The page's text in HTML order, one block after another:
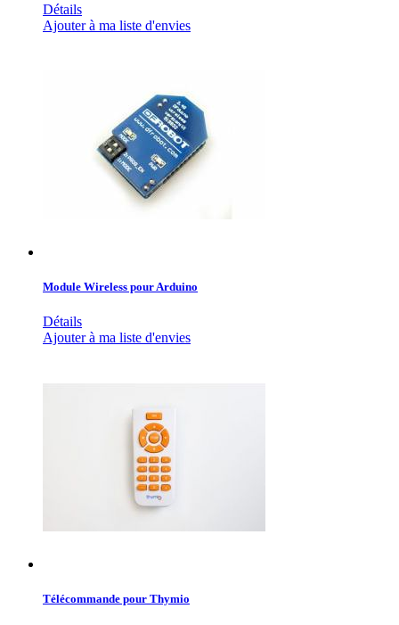
Détails
Ajouter à ma liste d'envies
Module Wireless pour Arduino
Détails
Ajouter à ma liste d'envies
Télécommande pour Thymio